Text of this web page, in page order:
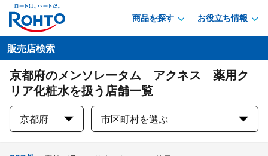
商品を探す お役立ち情報
販売店検索
京都府のメンソレータム アクネス 薬用ク
リア化粧水を扱う店舗一覧
京都府 市区町村を選ぶ